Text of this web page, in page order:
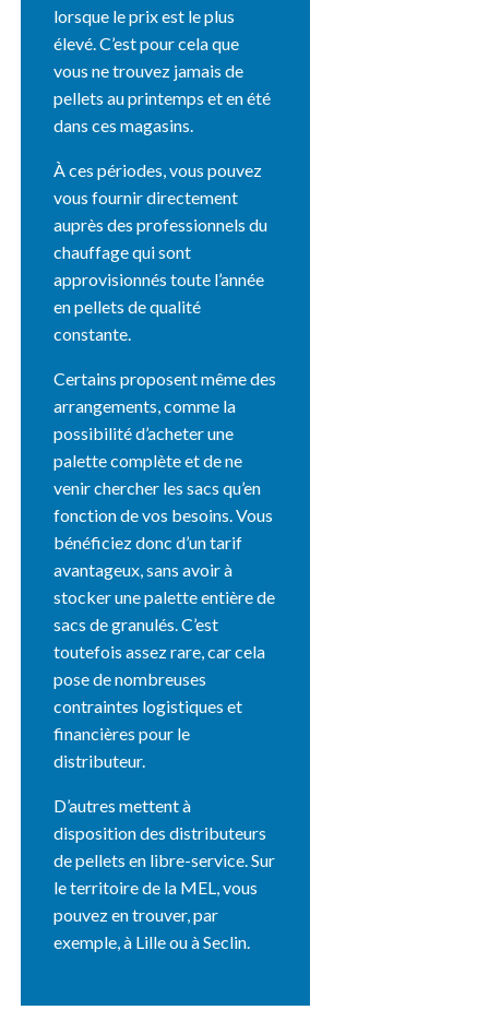
lorsque le prix est le plus
élevé. C’est pour cela que
vous ne trouvez jamais de
pellets au printemps et en été
dans ces magasins.
À ces périodes, vous pouvez
vous fournir directement
auprès des professionnels du
chauffage qui sont
approvisionnés toute l’année
en pellets de qualité
constante.
Certains proposent même des
arrangements, comme la
possibilité d’acheter une
palette complète et de ne
venir chercher les sacs qu’en
fonction de vos besoins. Vous
bénéficiez donc d’un tarif
avantageux, sans avoir à
stocker une palette entière de
sacs de granulés. C’est
toutefois assez rare, car cela
pose de nombreuses
contraintes logistiques et
financières pour le
distributeur.
D’autres mettent à
disposition des distributeurs
de pellets en libre-service. Sur
le territoire de la MEL, vous
pouvez en trouver, par
exemple, à Lille ou à Seclin.